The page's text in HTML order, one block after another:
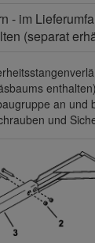
- im
(separat
an und
und